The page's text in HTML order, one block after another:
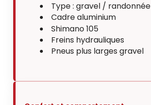
Type : gravel / randonnée
Cadre aluminium
Shimano 105
Freins hydrauliques
Pneus plus larges gravel